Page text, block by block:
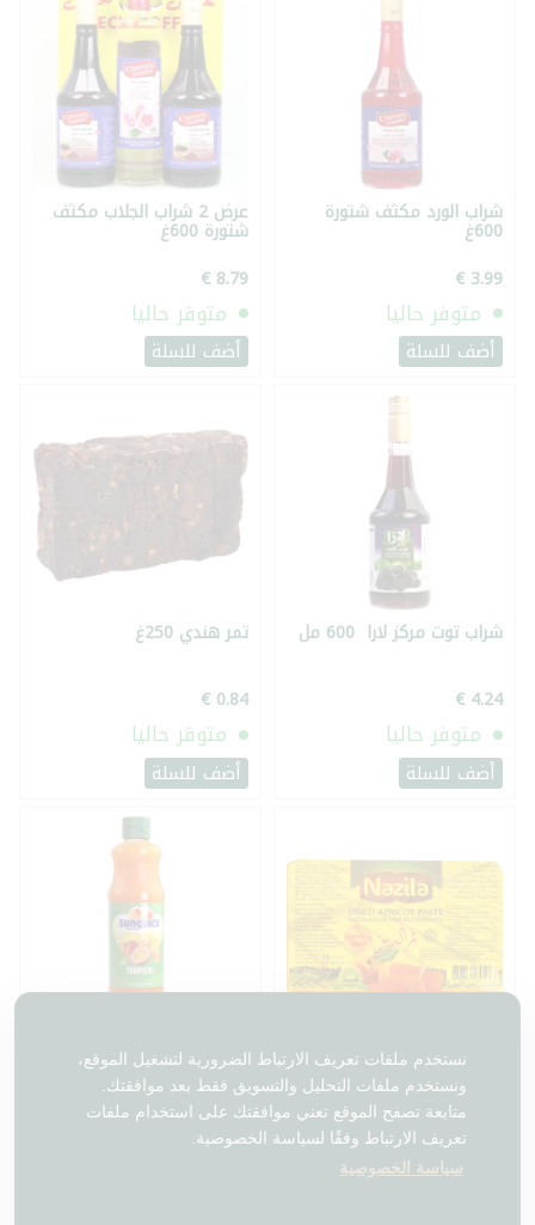
نستخدم ملفات تعريف الارتباط الضرورية لتشغيل الموقع،
ونستخدم ملفات التحليل والتسويق فقط بعد موافقتك.
متابعة تصفح الموقع تعني موافقتك على استخدام ملفات
تعريف الارتباط وفقًا لسياسة الخصوصية.
سياسة الخصوصية
شراب الورد مكثف شتورة
600غ
متوفر حاليا
أضف للسلة
عرض 2 شراب الجلاب مكثف
شتورة 600غ
متوفر حاليا
أضف للسلة
شراب توت مركز لارا 600 مل
متوفر حاليا
أضف للسلة
تمر هندي 250غ
متوفر حاليا
أضف للسلة
قمر الدين نازيلا 350غ+50غ
متوفر حاليا
ملل
متوفر حاليا